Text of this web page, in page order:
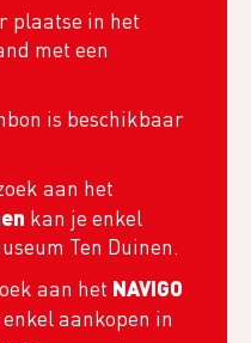
plaatse in het
met een
is beschikbaar
aan het
kan je enkel
Ten Duinen.
aan het NAVIGO
aankopen in